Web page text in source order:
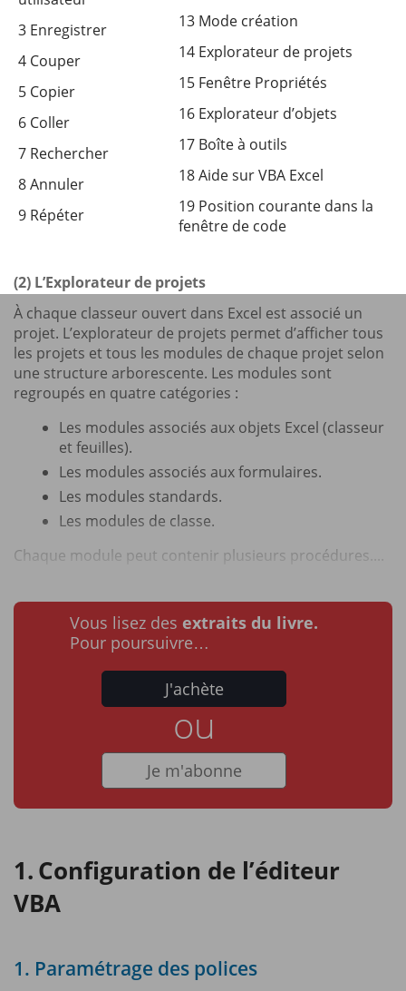
3 Enregistrer
4 Couper
5 Copier
6 Coller
7 Rechercher
8 Annuler
9 Répéter
13 Mode création
14 Explorateur de projets
15 Fenêtre Propriétés
16 Explorateur d’objets
17 Boîte à outils
18 Aide sur VBA Excel
19 Position courante dans la
fenêtre de code
(2) L’Explorateur de projets
À chaque classeur ouvert dans Excel est associé un
projet. L’explorateur de projets permet d’afficher tous
les projets et tous les modules de chaque projet selon
une structure arborescente. Les modules sont
regroupés en quatre catégories :
Les modules associés aux objets Excel (classeur
et feuilles).
Les modules associés aux formulaires.
Les modules standards.
Les modules de classe.
Chaque module peut contenir plusieurs procédures....
Vous lisez des extraits du livre.
Pour poursuivre…
J'achète
ou
Je m'abonne
Configuration de l’éditeur
VBA
1. Paramétrage des polices